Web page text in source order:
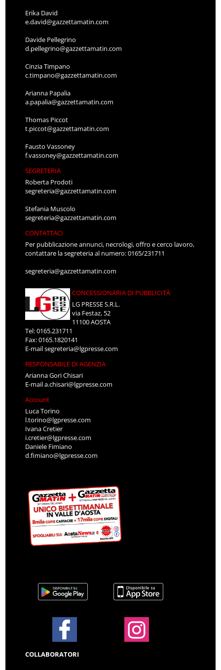
Erika David
e.david@gazzettamatin.com
Davide Pellegrino
d.pellegrino@gazzettamatin.com
Cinzia Timpano
c.timpano@gazzettamatin.com
Arianna Papalia
a.papalia@gazzettamatin.com
Thomas Piccot
t.piccot@gazzettamatin.com
Fausto Vassoney
f.vassoney@gazzettamatin.com
SEGRETERIA
Roberta Prodoti
segreteria@gazzettamatin.com
Stefania Muscolo
segreteria@gazzettamatin.com
CONTATTACI
Per pubblicazione annunci, necrologi, offro e cerco lavoro,
contattare la segreteria al numero: 0165/231711
segreteria@gazzettamatin.com
CONCESSIONARIA DI PUBBLICITÀ
LG PRESSE S.R.L.
via Festaz, 52
11100 AOSTA
Tel: 0165.231711
Fax: 0165.1820141
E-mailsegreteria@lgpresse.com
RESPONSABILE DI AGENZIA
Arianna Gori Chisari
E-maila.chisari@lgpresse.com
Account
Luca Torino
l.torino@lgpresse.com
Ivana Cretier
i.cretier@lgpresse.com
Daniele Fimiano
d.fimiano@lgpresse.com
COLLABORATORI